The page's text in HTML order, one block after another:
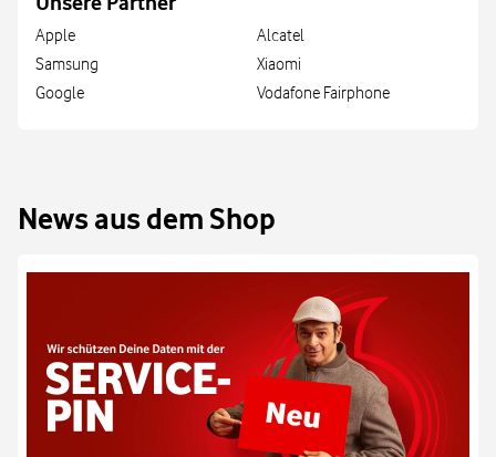
Apple
Samsung
Google
Alcatel
Xiaomi
Vodafone Fairphone
News aus dem Shop